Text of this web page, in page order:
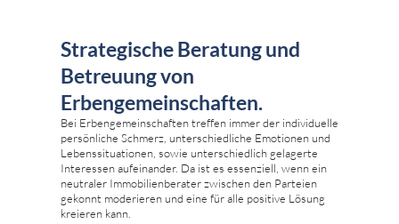
Strategische Beratung und
Betreuung von
Erbengemeinschaften.
Bei Erbengemeinschaften treffen immer der individuelle
persönliche Schmerz, unterschiedliche Emotionen und
Lebenssituationen, sowie unterschiedlich gelagerte
Interessen aufeinander. Da ist es essenziell, wenn ein
neutraler Immobilienberater zwischen den Parteien
gekonnt moderieren und eine für alle positive Lösung
kreieren kann.